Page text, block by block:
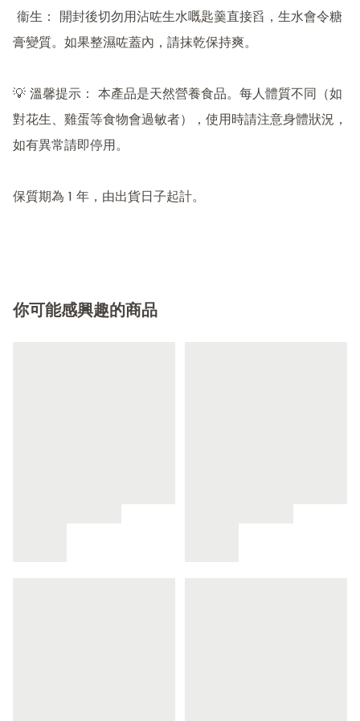
膏變質。如果整濕咗蓋內，請抹乾保持爽。
💡 溫馨提示： 本產品是天然營養食品。每人體質不同（如
對花生、雞蛋等食物會過敏者），使用時請注意身體狀況，
如有異常請即停用。
保質期為 1 年，由出貨日子起計。
你可能感興趣的商品